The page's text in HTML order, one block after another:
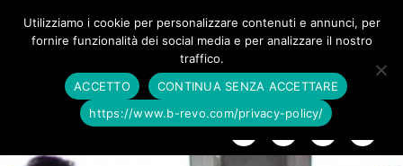
contenuto
F
a
c
I
n
s
L
i
n
o
u
Utilizziamo i cookie per personalizzare contenuti e annunci, per
fornire funzionalità dei social media e per analizzare il nostro
traffico.
ACCETTO
CONTINUA SENZA ACCETTARE
https://www.b-revo.com/privacy-policy/